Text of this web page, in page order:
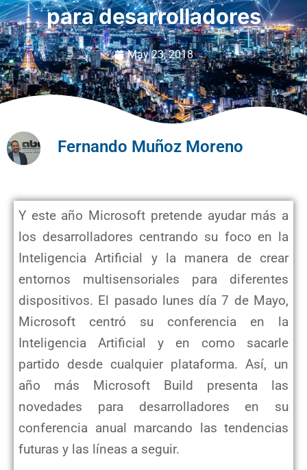
para desarrolladores
May 23, 2018
Fernando Muñoz Moreno
Y este año Microsoft pretende ayudar más a
los desarrolladores centrando su foco en la
Inteligencia Artificial y la manera de crear
entornos multisensoriales para diferentes
dispositivos. El pasado lunes día 7 de Mayo,
Microsoft centró su conferencia en la
Inteligencia Artificial y en como sacarle
partido desde cualquier plataforma. Así, un
año más Microsoft Build presenta las
novedades para desarrolladores en su
conferencia anual marcando las tendencias
futuras y las líneas a seguir.